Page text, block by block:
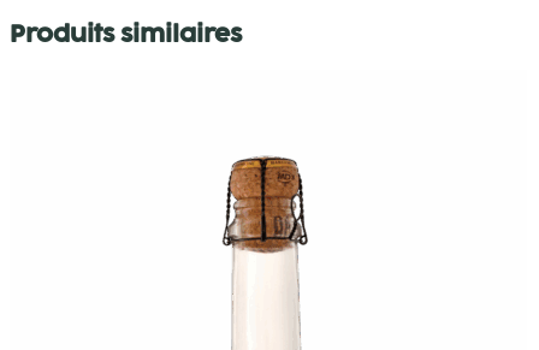
Produits similaires